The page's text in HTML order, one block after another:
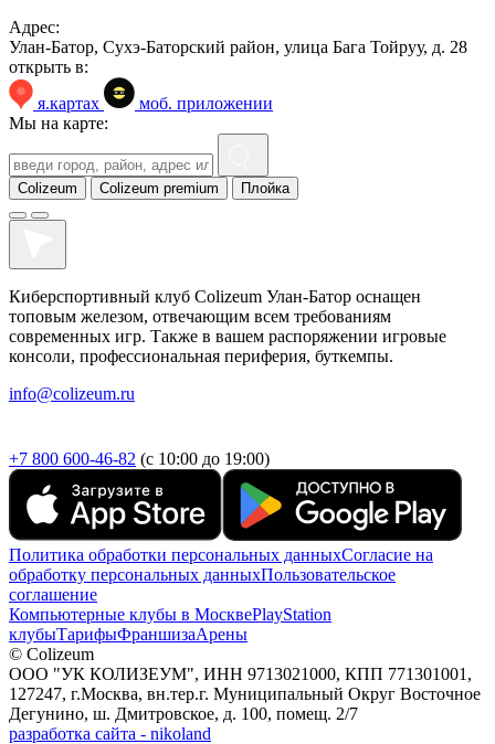
Адрес:
Улан-Батор, Сухэ-Баторский район, улица Бага Тойруу, д. 28
открыть в:
я.картах
моб. приложении
Мы на карте:
Colizeum Colizeum premium Плойка
Киберспортивный клуб Colizeum Улан-Батор оснащен
топовым железом, отвечающим всем требованиям
современных игр. Также в вашем распоряжении игровые
консоли, профессиональная периферия, буткемпы.
info@colizeum.ru
+7 800 600-46-82 (с 10:00 до 19:00)
Политика обработки персональных данныхСогласие на
обработку персональных данныхПользовательское
соглашение
Компьютерные клубы в МосквеPlayStation
клубыТарифыФраншизаАрены
© Colizeum
ООО "УК КОЛИЗЕУМ", ИНН 9713021000, КПП 771301001,
127247, г.Москва, вн.тер.г. Муниципальный Округ Восточное
Дегунино, ш. Дмитровское, д. 100, помещ. 2/7
разработка сайта - nikoland